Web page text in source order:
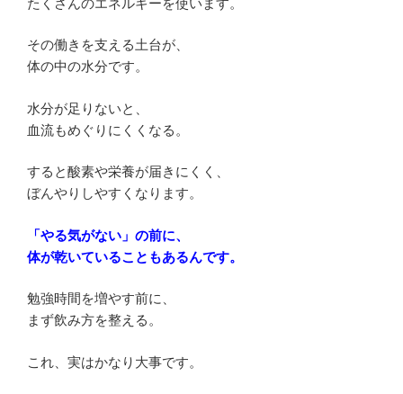
たくさんのエネルギーを使います。
その働きを支える土台が、
体の中の水分です。
水分が足りないと、
血流もめぐりにくくなる。
すると酸素や栄養が届きにくく、
ぼんやりしやすくなります。
「やる気がない」の前に、
体が乾いていることもあるんです。
勉強時間を増やす前に、
まず飲み方を整える。
これ、実はかなり大事です。